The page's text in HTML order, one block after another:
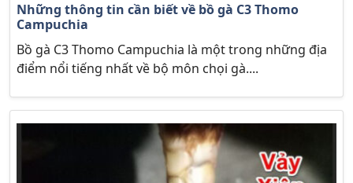
Những thông tin cần biết về bồ gà C3 Thomo
Campuchia
Bồ gà C3 Thomo Campuchia là một trong những địa
điểm nổi tiếng nhất về bộ môn chọi gà....